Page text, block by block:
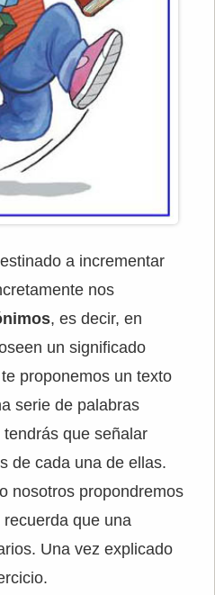
a incrementar
nos
, es decir, en
un significado
proponemos un texto
serie de palabras
que señalar
de cada una de ellas.
nosotros propondremos
que una
Una vez explicado